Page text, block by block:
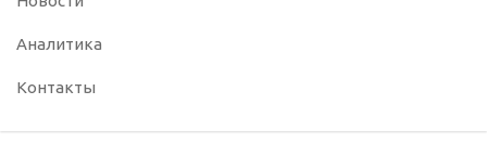
Аналитика
Контакты